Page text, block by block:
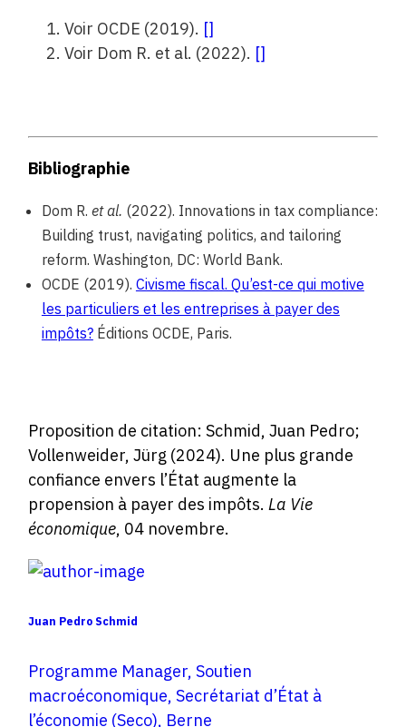
Voir OCDE (2019). []
Voir Dom R. et al. (2022). []
Bibliographie
Dom R. et al. (2022). Innovations in tax compliance:
Building trust, navigating politics, and tailoring
reform. Washington, DC: World Bank.
OCDE (2019). Civisme fiscal. Qu’est-ce qui motive
les particuliers et les entreprises à payer des
impôts?Éditions OCDE, Paris.
Proposition de citation: Schmid, Juan Pedro;
Vollenweider, Jürg (2024). Une plus grande
confiance envers l’État augmente la
propension à payer des impôts. La Vie
économique, 04 novembre.
Juan Pedro Schmid
Programme Manager, Soutien
macroéconomique, Secrétariat d’État à
l’économie (Seco), Berne